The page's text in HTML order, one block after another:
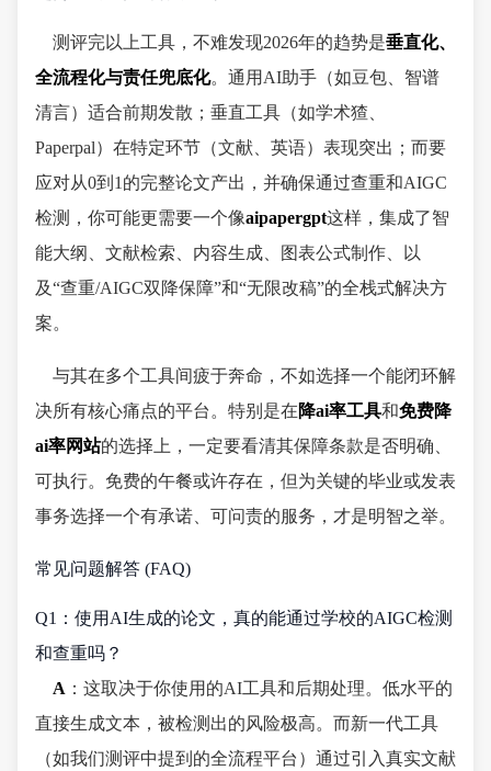
测评完以上工具，不难发现2026年的趋势是垂直化、
全流程化与责任兜底化。通用AI助手（如豆包、智谱
清言）适合前期发散；垂直工具（如学术猹、
Paperpal）在特定环节（文献、英语）表现突出；而要
应对从0到1的完整论文产出，并确保通过查重和AIGC
检测，你可能更需要一个像aipapergpt这样，集成了智
能大纲、文献检索、内容生成、图表公式制作、以
及“查重/AIGC双降保障”和“无限改稿”的全栈式解决方
案。
与其在多个工具间疲于奔命，不如选择一个能闭环解
决所有核心痛点的平台。特别是在降ai率工具和免费降
ai率网站的选择上，一定要看清其保障条款是否明确、
可执行。免费的午餐或许存在，但为关键的毕业或发表
事务选择一个有承诺、可问责的服务，才是明智之举。
常见问题解答 (FAQ)
Q1：使用AI生成的论文，真的能通过学校的AIGC检测
和查重吗？
A ：这取决于你使用的AI工具和后期处理。低水平的
直接生成文本，被检测出的风险极高。而新一代工具
（如我们测评中提到的全流程平台）通过引入真实文献